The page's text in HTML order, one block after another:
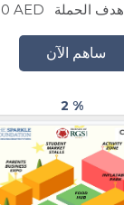
هدف الحملة AED
ساهم الآن
2 %